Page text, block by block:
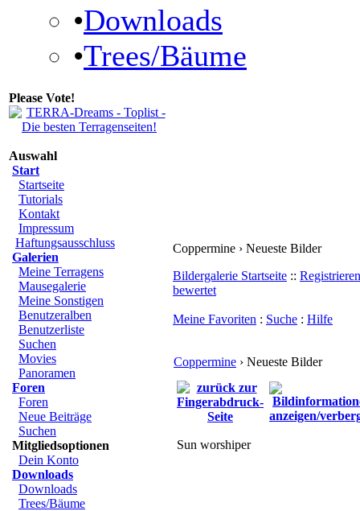
•Downloads
•Trees/Bäume
Please Vote!
Auswahl
Start
Startseite
Tutorials
Kontakt
Impressum
Haftungsausschluss
Galerien
Meine Terragens
Mausegalerie
Meine Sonstigen
Benutzeralben
Benutzerliste
Suchen
Movies
Panoramen
Foren
Foren
Neue Beiträge
Suchen
Mitgliedsoptionen
Dein Konto
Downloads
Downloads
Trees/Bäume
Coppermine › Neueste Bilder
Bildergalerie Startseite :: Registrieren
bewertet
Meine Favoriten : Suche : Hilfe
Coppermine › Neueste Bilder
Sun worshiper